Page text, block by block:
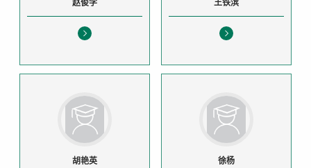
胡艳英 徐杨